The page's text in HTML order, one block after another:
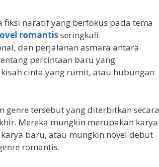
naratif yang berfokus pada tema
romantisseringkali
dan perjalanan asmara antara
percintaan baru yang
cinta yang rumit, atau hubungan
genre tersebut yang diterbitkan secara
Mereka mungkin merupakan karya
baru, atau mungkin novel debut
romantis.